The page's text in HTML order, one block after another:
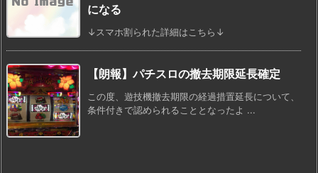
になる
↓スマホ割られた詳細はこちら↓
【朗報】パチスロの撤去期限延長確定
この度、遊技機撤去期限の経過措置延長について、
条件付きで認められることとなったよ ...